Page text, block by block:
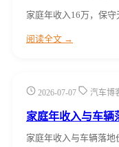
家庭年收入16万，保
阅读全文 →
2026-07-07 汽车博
家庭年收入与车辆
家庭年收入与车辆落地